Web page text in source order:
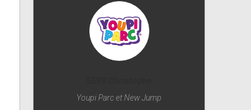
Youpi Parc et New Jump